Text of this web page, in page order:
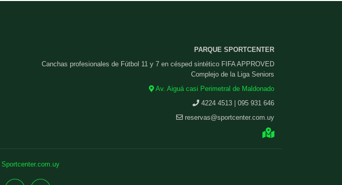
PARQUE SPORTCENTER
Canchas profesionales de Fútbol 11 y 7 en césped sintético FIFA APPROVED
Complejo de la Liga Seniors
Av. Aiguá casi Perimetral de Maldonado
4224 4513 | 095 931 646
reservas@sportcenter.com.uy
Sportcenter.com.uy